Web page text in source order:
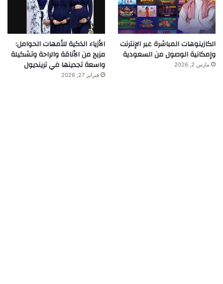
الكازينوهات المباشرة عبر الإنترنت
وإمكانية الوصول من السعودية
مارس 2, 2026
الأزياء الذكية للأمهات الحوامل:
مزيج من الأناقة والراحة وتشكيلة
واسعة تجدينها في ترينديول
فبراير 27, 2026